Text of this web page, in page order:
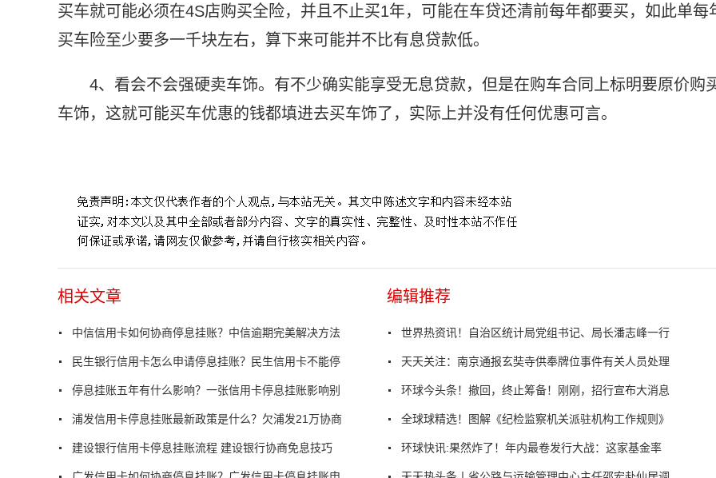
买车就可能必须在4S店购买全险，并且不止买1年，可能在车贷还清前每年都要买，如此单每
买车险至少要多一千块左右，算下来可能并不比有息贷款低。
4、看会不会强硬卖车饰。有不少确实能享受无息贷款，但是在购车合同上标明要原价购
车饰，这就可能买车优惠的钱都填进去买车饰了，实际上并没有任何优惠可言。
相关文章
中信信用卡如何协商停息挂账？中信逾期完美解决方法
民生银行信用卡怎么申请停息挂账？民生信用卡不能停
停息挂账五年有什么影响？一张信用卡停息挂账影响别
浦发信用卡停息挂账最新政策是什么？欠浦发21万协商
建设银行信用卡停息挂账流程 建设银行协商免息技巧
编辑推荐
世界热资讯！自治区统计局党组书记、局长潘志峰一行
天天关注：南京通报玄奘寺供奉牌位事件有关人员处理
环球今头条！撤回，终止筹备！刚刚，招行宣布大消息
全球球精选！图解《纪检监察机关派驻机构工作规则》
环球快讯:果然炸了！年内最卷发行大战：这家基金率